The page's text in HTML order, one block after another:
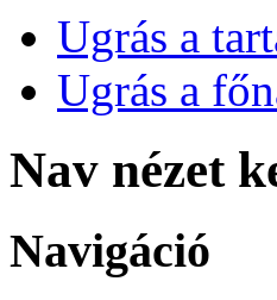
Ugrás a
Ugrás a
Nav nézet
Navigáció